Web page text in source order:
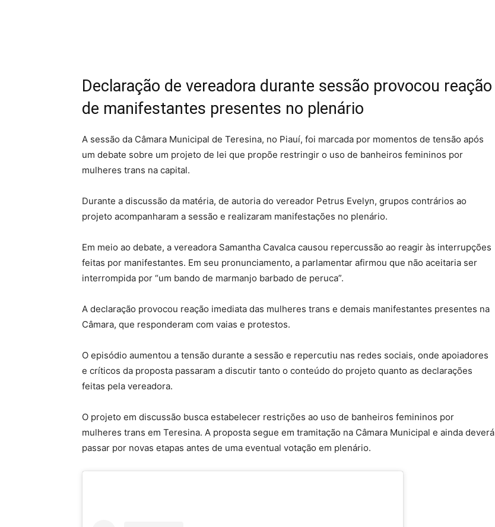
Declaração de vereadora durante sessão provocou reação
de manifestantes presentes no plenário
A sessão da Câmara Municipal de Teresina, no Piauí, foi marcada por momentos de tensão após
um debate sobre um projeto de lei que propõe restringir o uso de banheiros femininos por
mulheres trans na capital.
Durante a discussão da matéria, de autoria do vereador Petrus Evelyn, grupos contrários ao
projeto acompanharam a sessão e realizaram manifestações no plenário.
Em meio ao debate, a vereadora Samantha Cavalca causou repercussão ao reagir às interrupções
feitas por manifestantes. Em seu pronunciamento, a parlamentar afirmou que não aceitaria ser
interrompida por “um bando de marmanjo barbado de peruca”.
A declaração provocou reação imediata das mulheres trans e demais manifestantes presentes na
Câmara, que responderam com vaias e protestos.
O episódio aumentou a tensão durante a sessão e repercutiu nas redes sociais, onde apoiadores
e críticos da proposta passaram a discutir tanto o conteúdo do projeto quanto as declarações
feitas pela vereadora.
O projeto em discussão busca estabelecer restrições ao uso de banheiros femininos por
mulheres trans em Teresina. A proposta segue em tramitação na Câmara Municipal e ainda deverá
passar por novas etapas antes de uma eventual votação em plenário.